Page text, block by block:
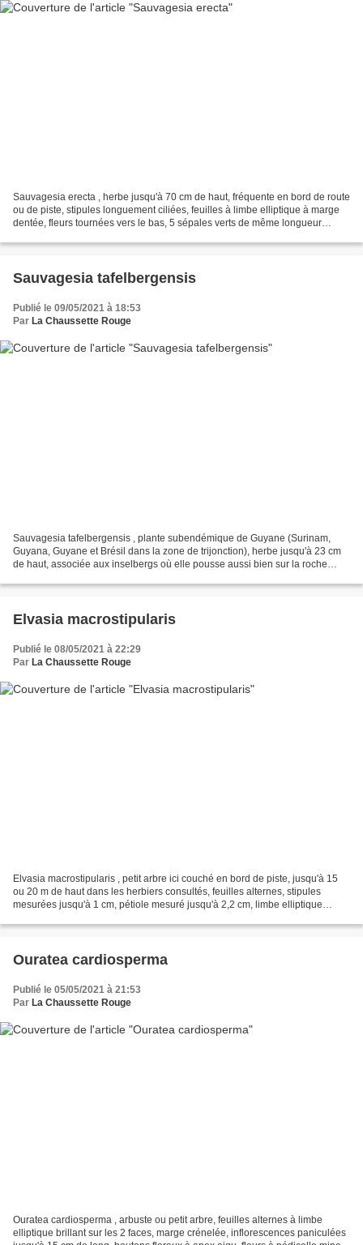
Sauvagesia erecta , herbe jusqu'à 70 cm de haut, fréquente en bord de route
ou de piste, stipules longuement ciliées, feuilles à limbe elliptique à marge
dentée, fleurs tournées vers le bas, 5 sépales verts de même longueur
Sauvagesia tafelbergensis
Publié le 09/05/2021 à 18:53
Par La Chaussette Rouge
Sauvagesia tafelbergensis , plante subendémique de Guyane (Surinam,
Guyana, Guyane et Brésil dans la zone de trijonction), herbe jusqu'à 23 cm
de haut, associée aux inselbergs où elle pousse aussi bien sur la roche
Elvasia macrostipularis
Publié le 08/05/2021 à 22:29
Par La Chaussette Rouge
Elvasia macrostipularis , petit arbre ici couché en bord de piste, jusqu'à 15
ou 20 m de haut dans les herbiers consultés, feuilles alternes, stipules
mesurées jusqu'à 1 cm, pétiole mesuré jusqu'à 2,2 cm, limbe elliptique
Ouratea cardiosperma
Publié le 05/05/2021 à 21:53
Par La Chaussette Rouge
Ouratea cardiosperma , arbuste ou petit arbre, feuilles alternes à limbe
elliptique brillant sur les 2 faces, marge crénelée, inflorescences paniculées